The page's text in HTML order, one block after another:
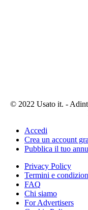
© 2022 Usato it. -
Accedi
Crea un account
Pubblica il tuo
Privacy Policy
Termini e
FAQ
Chi siamo
For Advertisers